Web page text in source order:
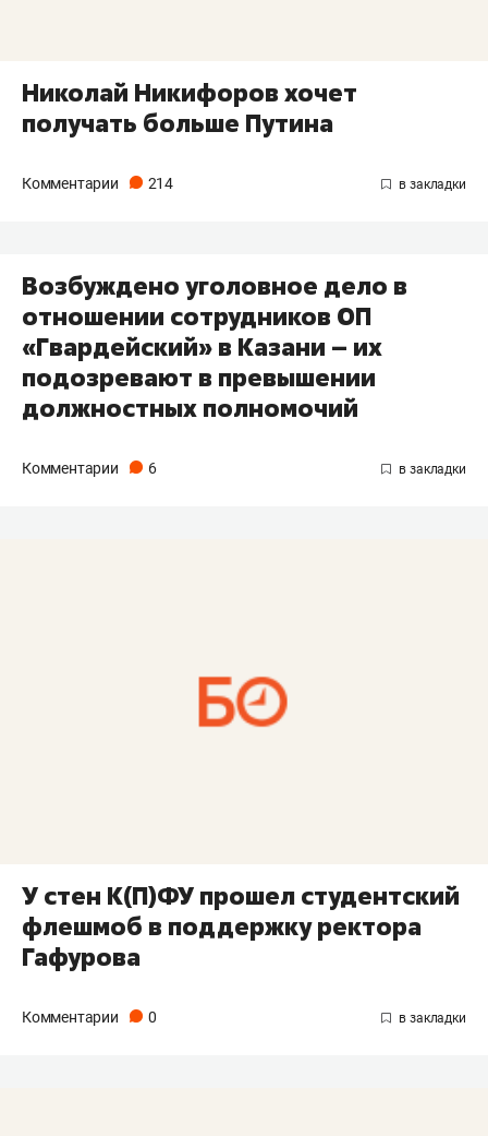
Николай Никифоров хочет
получать больше Путина
Комментарии 214
Возбуждено уголовное дело в
отношении сотрудников ОП
«Гвардейский» в Казани – их
подозревают в превышении
должностных полномочий
Комментарии 6
У стен К(П)ФУ прошел студентский
флешмоб в поддержку ректора
Гафурова
Комментарии 0